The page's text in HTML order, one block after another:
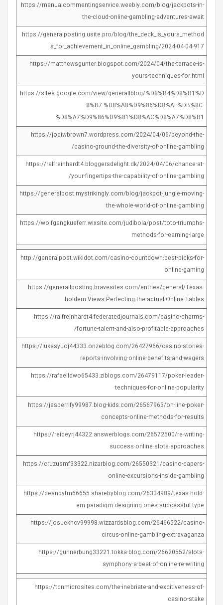
https://manualcommentingservice.weebly.com/blog/jackpots-in-
the-cloud-online-gambling-adventures-await
https://generalposting.usite.pro/blog/the_deck_is_yours_method
s_for_achievement_in_online_gambling/2024-04-04-917
https://matthewsgunter.blogspot.com/2024/04/the-terrace-is-
yours-techniques-for.html
https://sites.google.com/view/generallblog/%D8%B4%D8%B1%D
8%B7-%D8%A8%D9%86%D8%AF%DB%8C-
%D8%A7%D9%86%D9%81%D8%AC%D8%A7%D8%B1
https://jodiwbrown7.wordpress.com/2024/04/06/beyond-the-
casino-ground-the-diversity-of-online-gambling/
https://ralfreinhardt4.bloggersdelight.dk/2024/04/06/chance-at-
your-fingertips-the-capability-of-online-gambling/
https://generalpost.mystrikingly.com/blog/jackpot-jungle-moving-
the-whole-world-of-online-gambling
https://wolfgangkueferr.wixsite.com/judibola/post/toto-triumphs-
methods-for-earning-large
http://generalpost.wikidot.com/casino-countdown:best-picks-for-
online-gaming
https://generallposting.bravesites.com/entries/general/Texas-
holdem-Views-Perfecting-the-actual-Online-Tables
https://ralfreinhardt4.federatedjournals.com/casino-charms-
fortune-talent-and-also-profitable-approaches/
https://lukasyuoj44333.onzeblog.com/26427966/casino-stories-
reports-involving-online-benefits-and-wagers
https://rafaelldwo65433.ziblogs.com/26479117/poker-leader-
techniques-for-online-popularity
https://jasperrlfy99987.blog-kids.com/26567963/on-line-poker-
concepts-online-methods-for-results
https://reideyrj44322.answerblogs.com/26572500/re-writing-
success-online-slots-approaches
https://cruzusmf33322.nizarblog.com/26550321/casino-capers-
online-excursions-inside-gambling
https://deanbytm66655.sharebyblog.com/26334989/texas-hold-
em-paradigm-designing-ones-successful-type
https://josuekhcv99998.wizzardsblog.com/26466522/casino-
circus-online-gambling-extravaganza
https://gunnerbung33221.tokka-blog.com/26620552/slots-
symphony-a-beat-of-online-re-writing
https://tcnmicrosites.com/the-inebriate-and-excitiveness-of-
casino-stake